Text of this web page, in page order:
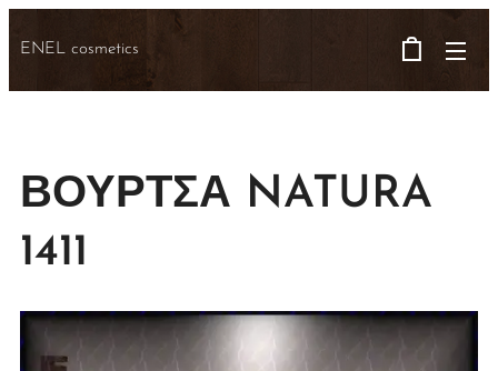
ENEL cosmetics
ΒΟΥΡΤΣΑ NATURA
1411